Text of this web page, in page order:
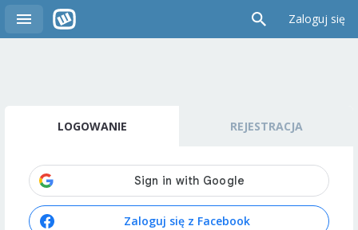
Zaloguj się
LOGOWANIE REJESTRACJA
Zaloguj się z Facebook